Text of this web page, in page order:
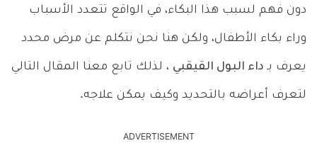
دون فهم لسبب هذا البكاء، في الواقع تتعدد الأسباب
وراء بكاء الأطفال، ولكن هنا نحن نتكلم عن مرض محدد
يعرف بـ داء البول القيقبي ، لذلك تابع معنا المقال التالي
لتعرف أعراضه بالتحديد وكيف يمكن علاجه.
ADVERTISEMENT